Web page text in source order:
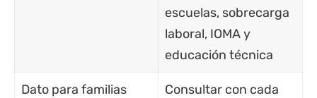
escuelas, sobrecarga
laboral, IOMA y
educación técnica
Dato para familias
Consultar con cada